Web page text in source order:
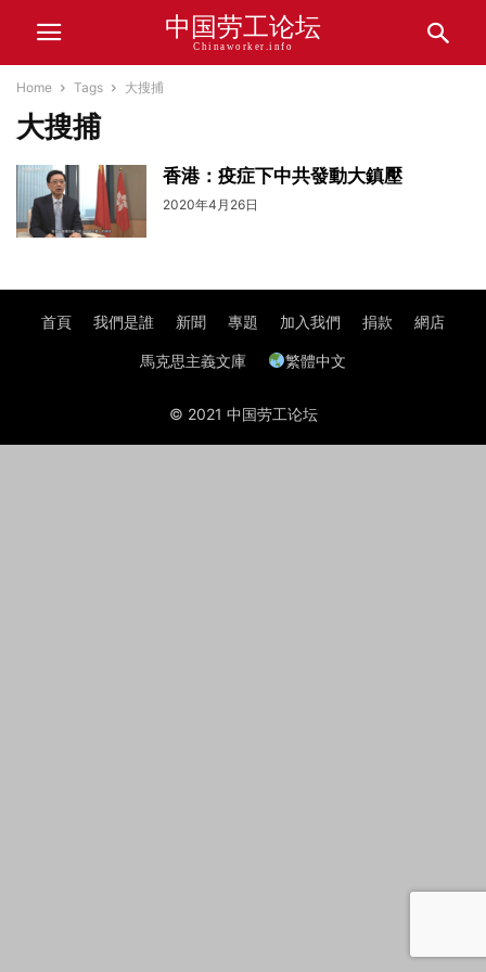
中国劳工论坛
Chinaworker.info
Home Tags 大搜捕
大搜捕
香港：疫症下中共發動大鎮壓
2020年4月26日
首頁 我們是誰 新聞 專題 加入我們 捐款 網店
馬克思主義文庫 繁體中文
© 2021 中国劳工论坛